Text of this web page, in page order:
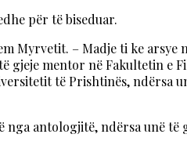
për të biseduar.
Myrvetit. – Madje ti ke arsye
gjeje mentor në Fakultetin e
të Prishtinës, ndërsa
nga antologjitë, ndërsa unë të